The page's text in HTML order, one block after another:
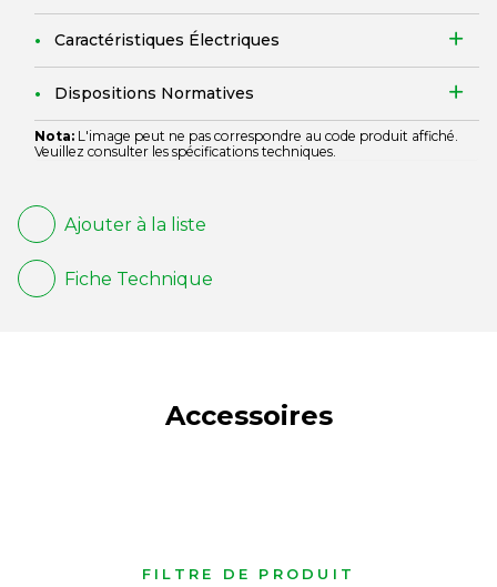
Caractéristiques Électriques
Dispositions Normatives
Nota: L'image peut ne pas correspondre au code produit affiché.
Veuillez consulter les spécifications techniques.
Ajouter à la liste
Fiche Technique
Accessoires
FILTRE DE PRODUIT